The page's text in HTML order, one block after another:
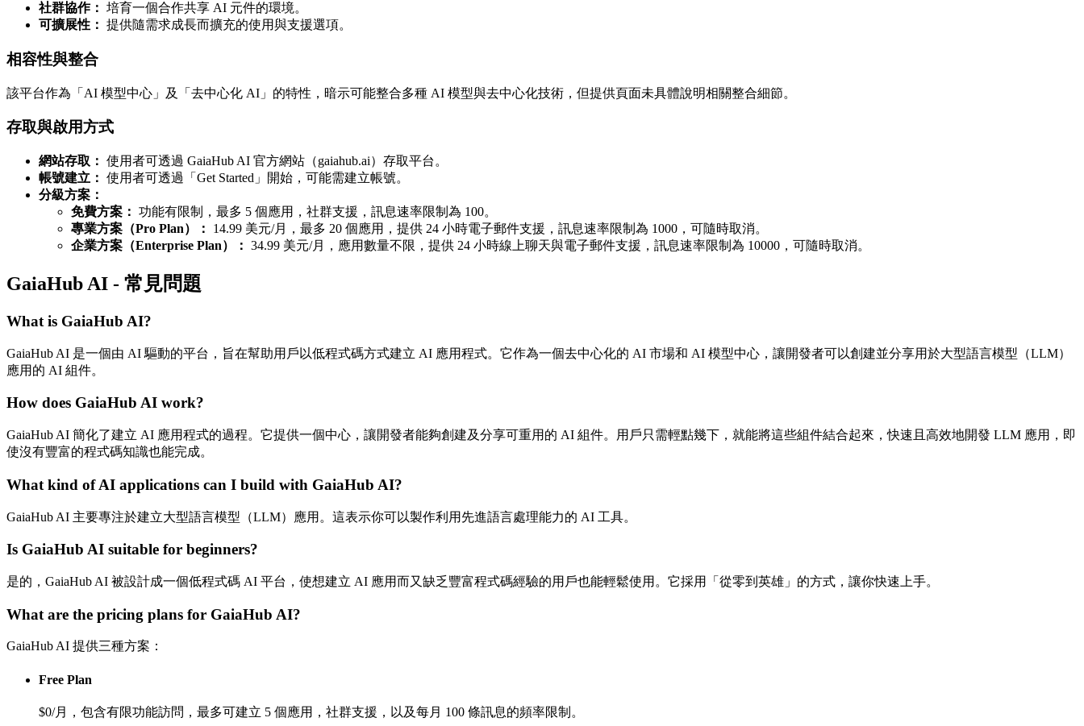
社群協作： 培育一個合作共享 AI 元件的環境。
可擴展性： 提供隨需求成長而擴充的使用與支援選項。
相容性與整合
該平台作為「AI 模型中心」及「去中心化 AI」的特性，暗示可能整合多種 AI 模型與去中心化技術，但提供頁面未具體說明相關整合細節。
存取與啟用方式
網站存取： 使用者可透過 GaiaHub AI 官方網站（gaiahub.ai）存取平台。
帳號建立： 使用者可透過「Get Started」開始，可能需建立帳號。
分級方案：
免費方案： 功能有限制，最多 5 個應用，社群支援，訊息速率限制為 100。
專業方案（Pro Plan）：
14.99 美元/月，最多 20 個應用，提供 24 小時電子郵件支援，訊息速率限制為 1000，可隨時取消。
企業方案（Enterprise Plan）： 34.99 美元/月，應用數量不限，提供 24 小時線上聊天與電子郵件支援，訊息速率限制為 10000，可隨時取消。
GaiaHub AI - 常見問題
What is GaiaHub AI?
GaiaHub AI 是一個由 AI 驅動的平台，旨在幫助用戶以低程式碼方式建立 AI 應用程式。它作為一個去中心化的 AI 市場和 AI 模型中心，讓開發者可以創建並分享用於大型語言模型（LLM）
應用的 AI 組件。
How does GaiaHub AI work?
GaiaHub AI 簡化了建立 AI 應用程式的過程。它提供一個中心，讓開發者能夠創建及分享可重用的 AI 組件。用戶只需輕點幾下，就能將這些組件結合起來，快速且高效地開發 LLM 應用，即
使沒有豐富的程式碼知識也能完成。
What kind of AI applications can I build with GaiaHub AI?
GaiaHub AI 主要專注於建立大型語言模型（LLM）應用。這表示你可以製作利用先進語言處理能力的 AI 工具。
Is GaiaHub AI suitable for beginners?
是的，GaiaHub AI 被設計成一個低程式碼 AI 平台，使想建立 AI 應用而又缺乏豐富程式碼經驗的用戶也能輕鬆使用。它採用「從零到英雄」的方式，讓你快速上手。
What are the pricing plans for GaiaHub AI?
GaiaHub AI 提供三種方案：
Free Plan
$0/月，包含有限功能訪問，最多可建立 5 個應用，社群支援，以及每月 100 條訊息的頻率限制。